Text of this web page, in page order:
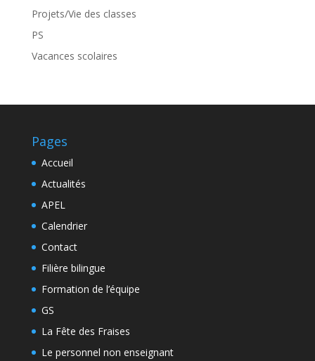
Projets/Vie des classes
PS
Vacances scolaires
Pages
Accueil
Actualités
APEL
Calendrier
Contact
Filière bilingue
Formation de l’équipe
GS
La Fête des Fraises
Le personnel non enseignant